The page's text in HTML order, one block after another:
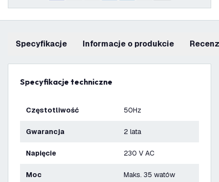
Specyfikacje informacje o produkcie
Specyfikacje techniczne
Częstotliwość 50Hz
Gwarancja 2 lata
Napięcie 230 V AC
Moc Maks. 35 watów